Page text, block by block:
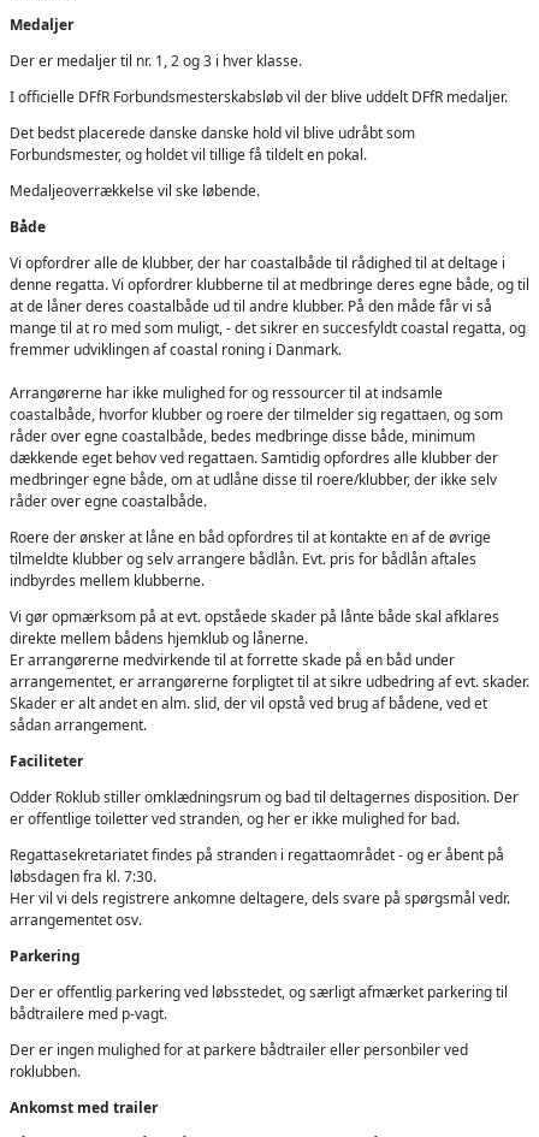
Medaljer
Der er medaljer til nr. 1, 2 og 3 i hver klasse.
I officielle DFfR Forbundsmesterskabsløb vil der blive uddelt DFfR medaljer.
Det bedst placerede danske danske hold vil blive udråbt som
Forbundsmester, og holdet vil tillige få tildelt en pokal.
Medaljeoverrækkelse vil ske løbende.
Både
Vi opfordrer alle de klubber, der har coastalbåde til rådighed til at deltage i
denne regatta. Vi opfordrer klubberne til at medbringe deres egne både, og til
at de låner deres coastalbåde ud til andre klubber. På den måde får vi så
mange til at ro med som muligt, - det sikrer en succesfyldt coastal regatta, og
fremmer udviklingen af coastal roning i Danmark.
Arrangørerne har ikke mulighed for og ressourcer til at indsamle
coastalbåde, hvorfor klubber og roere der tilmelder sig regattaen, og som
råder over egne coastalbåde, bedes medbringe disse både, minimum
dækkende eget behov ved regattaen. Samtidig opfordres alle klubber der
medbringer egne både, om at udlåne disse til roere/klubber, der ikke selv
råder over egne coastalbåde.
Roere der ønsker at låne en båd opfordres til at kontakte en af de øvrige
tilmeldte klubber og selv arrangere bådlån. Evt. pris for bådlån aftales
indbyrdes mellem klubberne.
Vi gør opmærksom på at evt. opståede skader på lånte både skal afklares
direkte mellem bådens hjemklub og lånerne.
Er arrangørerne medvirkende til at forrette skade på en båd under
arrangementet, er arrangørerne forpligtet til at sikre udbedring af evt. skader.
Skader er alt andet en alm. slid, der vil opstå ved brug af bådene, ved et
sådan arrangement.
Faciliteter
Odder Roklub stiller omklædningsrum og bad til deltagernes disposition. Der
er offentlige toiletter ved stranden, og her er ikke mulighed for bad.
Regattasekretariatet findes på stranden i regattaområdet - og er åbent på
løbsdagen fra kl. 7:30.
Her vil vi dels registrere ankomne deltagere, dels svare på spørgsmål vedr.
arrangementet osv.
Parkering
Der er offentlig parkering ved løbsstedet, og særligt afmærket parkering til
bådtrailere med p-vagt.
Der er ingen mulighed for at parkere bådtrailer eller personbiler ved
roklubben.
Ankomst med trailer